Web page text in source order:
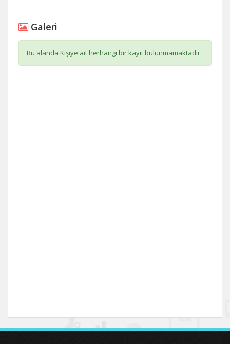
Galeri
Bu alanda Kişiye ait herhangi bir kayıt bulunmamaktadır.